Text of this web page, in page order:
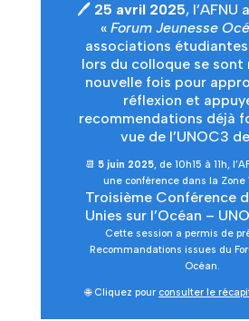
🖊️ 25 avril 2025, l’AFNU
« Forum Jeunesse
associations
lors du colloque se sont
nouvelle fois pour
réflexion et
recommendations déjà
vue de l’UNOC3
📆 5 juin 2025, de 10h15 à 11h,
une conférence dans la Zone
Troisième Conférence
Unies sur l’Océan –
Cette session a permis de
Recommandations issues du
Océan.
🌐 Cliquez pour consulter le